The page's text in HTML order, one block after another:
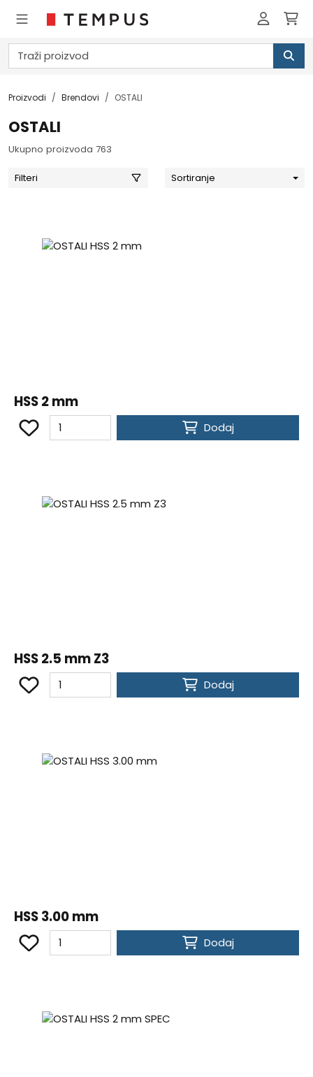
Proizvodi Brendovi OSTALI
OSTALI
Ukupno proizvoda 763
Filteri Sortiranje
HSS 2 mm
Dodaj
HSS 2.5 mm Z3
Dodaj
HSS 3.00 mm
Dodaj